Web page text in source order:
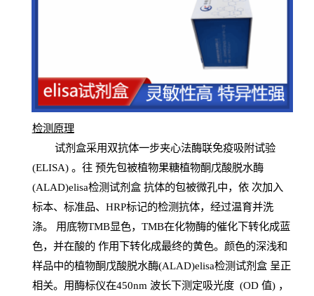
检测原理
试剂盒采用双抗体一步夹心法酶联免疫吸附试验
(ELISA) 。往 预先包被植物果糖植物酮戊酸脱水酶
(ALAD)elisa检测试剂盒抗体的包被微孔中，依 次加入
标本、标准品、 HRP标记的检测抗体，经过温育并洗
涤。 用底物TMB显色， TMB在化物酶的催化下转化成蓝
色，并在酸的 作用下转化成最终的黄色。颜色的深浅和
样品中的植物酮戊酸脱水酶(ALAD)elisa检测试剂盒呈正
相关。用酶标仪在450nm 波长下测定吸光度 (OD 值) ，